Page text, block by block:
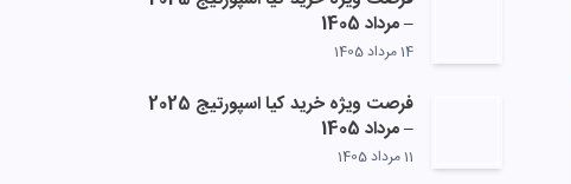
– مرداد 1405
14 مرداد 1405
فرصت ویژه خرید کیا اسپورتیج 2025
– مرداد 1405
11 مرداد 1405